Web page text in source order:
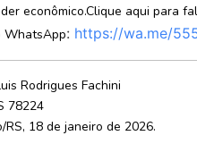
econômico.Clique aqui para
WhatsApp: https://wa.me/
Rodrigues Fachini
78224
RS, 18 de janeiro de 2026.